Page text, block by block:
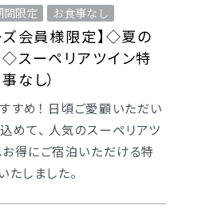
ズ会員様限定】◇夏の
◇スーペリアツイン特
なし）
間限定 お食事なし
すめ！ 日頃ご愛顧いただい
めて、 人気のスーペリアツ
お得にご宿泊いただける特
しました。